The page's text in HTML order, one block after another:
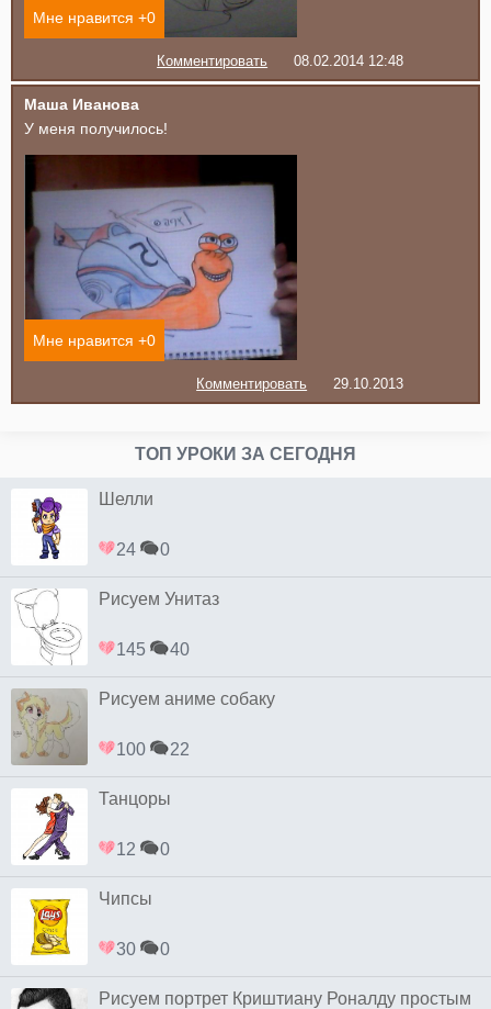
Мне нравится +0
Комментировать 08.02.2014 12:48
Маша Иванова
У меня получилось!
Мне нравится +0
Комментировать 29.10.2013
ТОП УРОКИ ЗА СЕГОДНЯ
Шелли
24 0
Рисуем Унитаз
145 40
Рисуем аниме собаку
100 22
Танцоры
12 0
Чипсы
30 0
Рисуем портрет Криштиану Роналду простым